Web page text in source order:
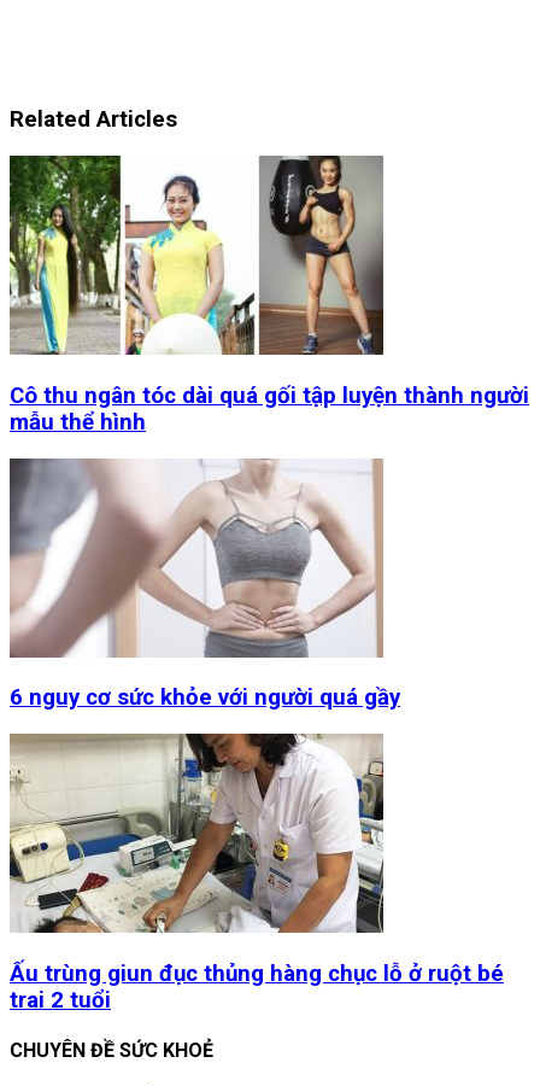
Related Articles
Cô thu ngân tóc dài quá gối tập luyện thành người
mẫu thể hình
6 nguy cơ sức khỏe với người quá gầy
Ấu trùng giun đục thủng hàng chục lỗ ở ruột bé
trai 2 tuổi
CHUYÊN ĐỀ SỨC KHOẺ